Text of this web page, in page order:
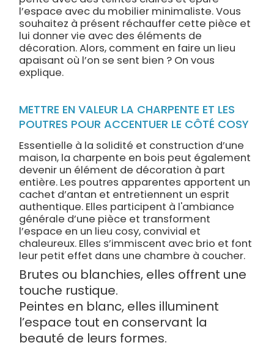
l’espace avec du mobilier minimaliste. Vous
souhaitez à présent réchauffer cette pièce et
lui donner vie avec des éléments de
décoration. Alors, comment en faire un lieu
apaisant où l’on se sent bien ? On vous
explique.
METTRE EN VALEUR LA CHARPENTE ET LES
POUTRES POUR ACCENTUER LE CÔTÉ COSY
Essentielle à la solidité et construction d’une
maison, la charpente en bois peut également
devenir un élément de décoration à part
entière. Les poutres apparentes apportent un
cachet d’antan et entretiennent un esprit
authentique. Elles participent à l'ambiance
générale d’une pièce et transforment
l’espace en un lieu cosy, convivial et
chaleureux. Elles s’immiscent avec brio et font
leur petit effet dans une chambre à coucher.
Brutes ou blanchies, elles offrent une
touche rustique.
Peintes en blanc, elles illuminent
l’espace tout en conservant la
beauté de leurs formes.